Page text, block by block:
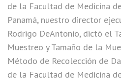
de la Facultad de Medicina
Panamá, nuestro director
Rodrigo DeAntonio, dictó el
Muestreo y Tamaño de la
Método de Recolección de
de la Facultad de Medicina